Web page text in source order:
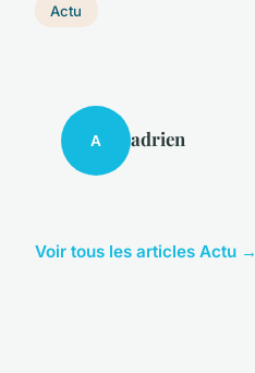
Actu
A adrien
Voir tous les articles Actu →